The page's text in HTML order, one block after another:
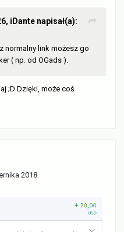
iDante napisał(a):
normalny link możesz go
( np. od OGads ).
;D Dzięki, może coś
2018